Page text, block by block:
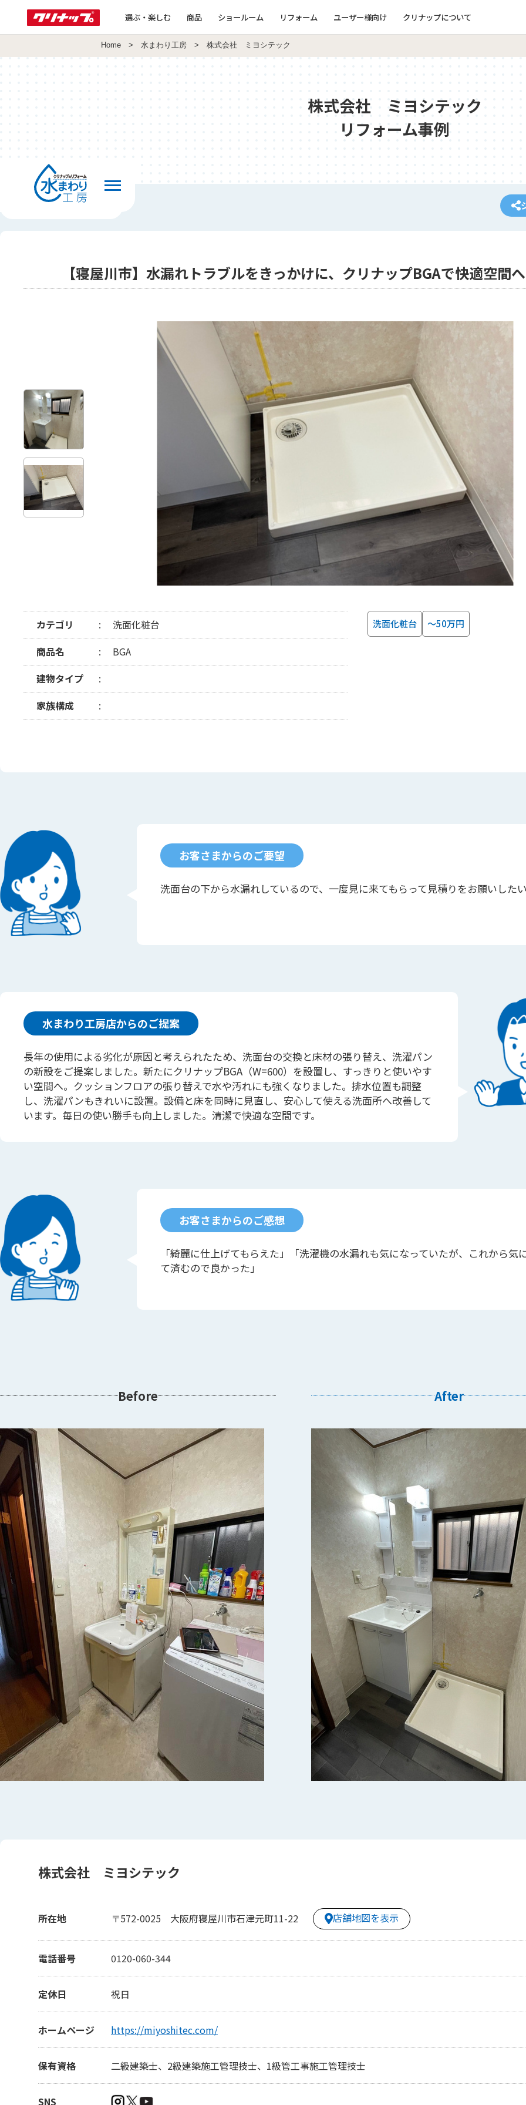
選ぶ・楽しむ 商品 ショールーム リフォーム ユーザー様向け クリナップについて
Home > 水まわり工房 > 株式会社 ミヨシテック
株式会社 ミヨシテック
リフォーム事例
前の画面へ戻る
【寝屋川市】水漏れトラブルをきっかけに、クリナップBGAで快適空間へ
カテゴリ
洗面化粧台
商品名
BGA
建物タイプ
家族構成
洗面化粧台 ～50万円
お客さまからのご要望
洗面台の下から水漏れしているので、一度見に来てもらって見積りをお願いした
水まわり工房店からのご提案
長年の使用による劣化が原因と考えられたため、洗面台の交換と床材の張り替え、洗濯パン
の新設をご提案しました。新たにクリナップBGA（W=600）を設置し、すっきりと使いやす
い空間へ。クッションフロアの張り替えで水や汚れにも強くなりました。排水位置も調整
し、洗濯パンもきれいに設置。設備と床を同時に見直し、安心して使える洗面所へ改善して
います。毎日の使い勝手も向上しました。清潔で快適な空間です。
お客さまからのご感想
「綺麗に仕上げてもらえた」「洗濯機の水漏れも気になっていたが、これから気
て済むので良かった」
Before After
株式会社 ミヨシテック
所在地 〒572-0025 大阪府寝屋川市石津元町11-22 店舗地図を表示
電話番号 0120-060-344
定休日 祝日
ホームページ https://miyoshitec.com/
保有資格 二級建築士、2級建築施工管理技士、1級管工事施工管理技士
SNS